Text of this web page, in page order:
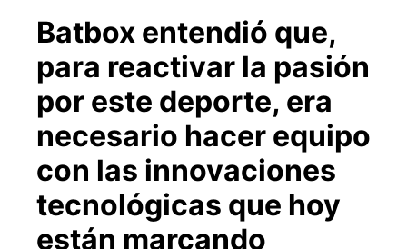
Batbox entendió que,
para reactivar la pasión
por este deporte, era
necesario hacer equipo
con las innovaciones
tecnológicas que hoy
están marcando